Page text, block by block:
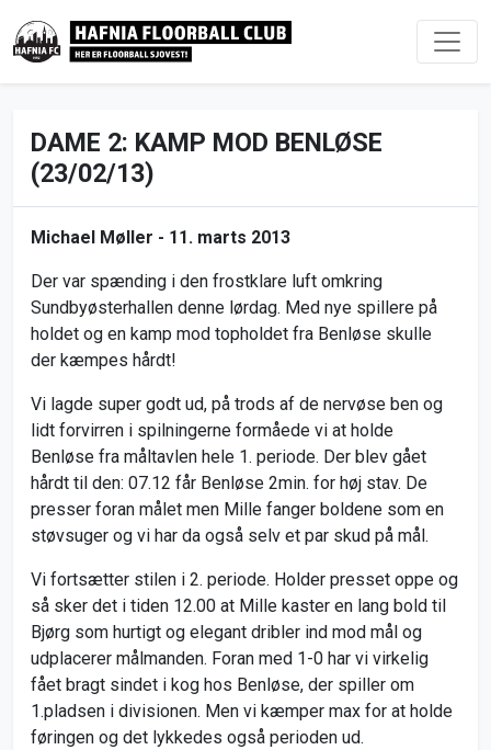
DAME 2: KAMP MOD BENLØSE
(23/02/13)
Michael Møller - 11. marts 2013
Der var spænding i den frostklare luft omkring
Sundbyøsterhallen denne lørdag. Med nye spillere på
holdet og en kamp mod topholdet fra Benløse skulle
der kæmpes hårdt!
Vi lagde super godt ud, på trods af de nervøse ben og
lidt forvirren i spilningerne formåede vi at holde
Benløse fra måltavlen hele 1. periode. Der blev gået
hårdt til den: 07.12 får Benløse 2min. for høj stav. De
presser foran målet men Mille fanger boldene som en
støvsuger og vi har da også selv et par skud på mål.
Vi fortsætter stilen i 2. periode. Holder presset oppe og
så sker det i tiden 12.00 at Mille kaster en lang bold til
Bjørg som hurtigt og elegant dribler ind mod mål og
udplacerer målmanden. Foran med 1-0 har vi virkelig
fået bragt sindet i kog hos Benløse, der spiller om
1.pladsen i divisionen. Men vi kæmper max for at holde
føringen og det lykkedes også perioden ud.